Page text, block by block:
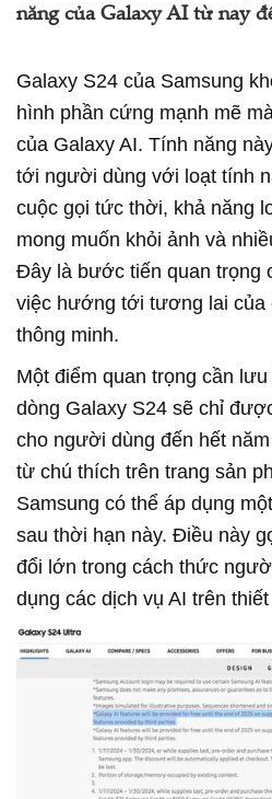
năng của Galaxy AI từ nay
Galaxy S24 của Samsung
hình phần cứng mạnh mẽ
của Galaxy AI. Tính năng
tới người dùng với loạt tính
cuộc gọi tức thời, khả năng
mong muốn khỏi ảnh và
Đây là bước tiến quan trọng
việc hướng tới tương lai của
thông minh.
Một điểm quan trọng cần
dòng Galaxy S24 sẽ chỉ
cho người dùng đến hết
từ chú thích trên trang sản
Samsung có thể áp dụng
sau thời hạn này. Điều này
đổi lớn trong cách thức
dụng các dịch vụ AI trên